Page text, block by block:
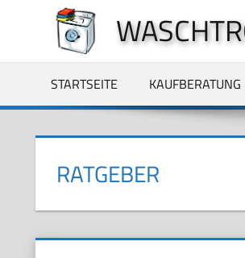
springen
STARTSEITE KAUFBERATUNG
RATGEBER